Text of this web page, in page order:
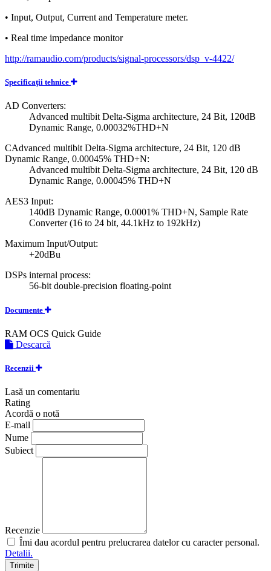
• Input, Output, Current and Temperature meter.
• Real time impedance monitor
http://ramaudio.com/products/signal-processors/dsp_v-4422/
Specificaţii tehnice
AD Converters:
Advanced multibit Delta-Sigma architecture, 24 Bit, 120dB
Dynamic Range, 0.00032%THD+N
CAdvanced multibit Delta-Sigma architecture, 24 Bit, 120 dB
Dynamic Range, 0.00045% THD+N:
Advanced multibit Delta-Sigma architecture, 24 Bit, 120 dB
Dynamic Range, 0.00045% THD+N
AES3 Input:
140dB Dynamic Range, 0.0001% THD+N, Sample Rate
Converter (16 to 24 bit, 44.1kHz to 192kHz)
Maximum Input/Output:
+20dBu
DSPs internal process:
56-bit double-precision floating-point
Documente
RAM OCS Quick Guide
Descarcă
Recenzii
Lasă un comentariu
Rating
Acordă o notă
E-mail
Nume
Subiect
Recenzie
Îmi dau acordul pentru prelucrarea datelor cu caracter personal.
Detalii.
Trimite